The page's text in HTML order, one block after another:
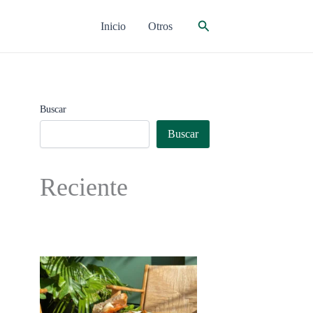
Inicio Otros Buscar
Buscar
Buscar
Reciente